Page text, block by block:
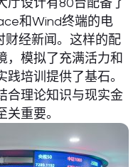
和Wind终端的电
财经新闻。这样的配
，模拟了充满活力和
培训提供了基石。
合理论知识与现实金
重要。